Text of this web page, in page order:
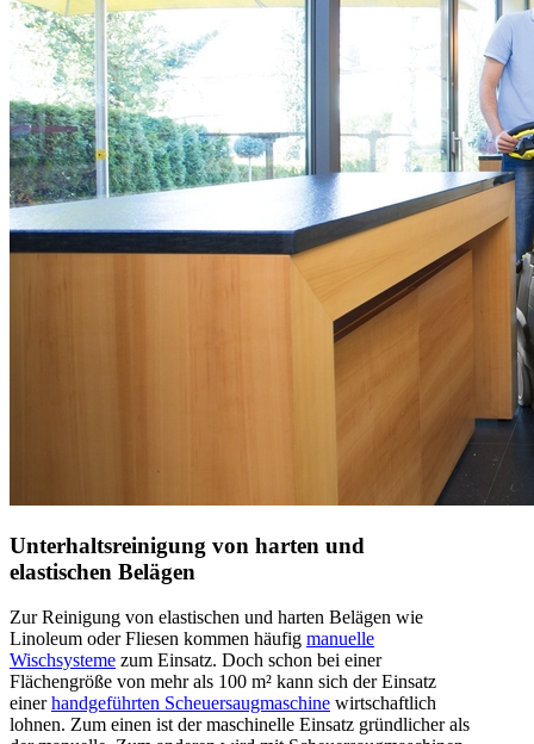
Unterhaltsreinigung von harten und
elastischen Belägen
Zur Reinigung von elastischen und harten Belägen wie
Linoleum oder Fliesen kommen häufig manuelle
Wischsysteme zum Einsatz. Doch schon bei einer
Flächengröße von mehr als 100 m² kann sich der Einsatz
einerhandgeführten Scheuersaugmaschine wirtschaftlich
lohnen. Zum einen ist der maschinelle Einsatz gründlicher als